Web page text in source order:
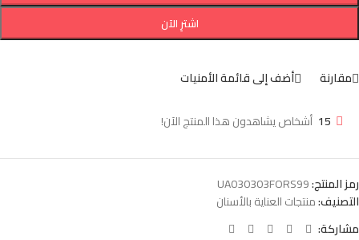
اشترِ الآن
مقارنة أضف إلى قائمة الأمنيات
15 أشخاص يشاهدون هذا المنتج الآن!
رمز المنتج:UA030303FORS99
التصنيف:منتجات العناية بالأسنان
مشاركة: